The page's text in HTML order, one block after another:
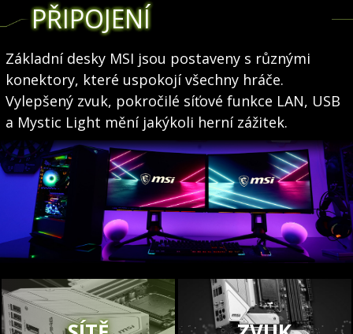
PŘIPOJENÍ
Základní desky MSI jsou postaveny s různými
konektory, které uspokojí všechny hráče.
Vylepšený zvuk, pokročilé síťové funkce LAN, USB
a Mystic Light mění jakýkoli herní zážitek.